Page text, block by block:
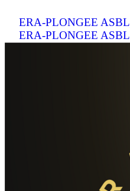
ERA-PLONGEE ASBL
ERA-PLONGEE ASBL